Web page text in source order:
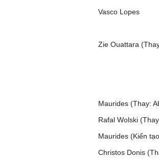
Vasco Lopes
Zie Ouattara
Maurides (Thay:
Rafal Wolski
Maurides (Kiến
Christos Donis